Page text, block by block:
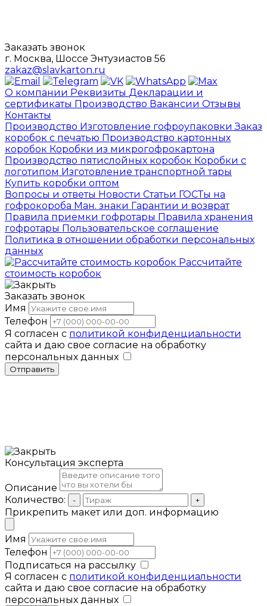
Заказать звонок
г. Москва, Шоссе Энтузиастов 56
zakaz@slavkarton.ru
О компании Реквизиты Декларации и
сертификаты Производство Вакансии Отзывы
Контакты
Производство Изготовление гофроупаковкиЗаказ
коробок с печатью Производство картонных
коробок Коробки из микрогофрокартона
Производство пятислойных коробок Коробки с
логотипом Изготовление транспортной тары
Купить коробки оптом
Вопросы и ответы Новости Статьи ГОСТы на
гофрокороба Ман. знаки Гарантии и возврат
Правила приемки гофротары Правила хранения
гофротары Пользовательское соглашение
Политика в отношении обработки персональных
данных
Рассчитайте
стоимость коробок
Заказать звонок
Имя
Телефон
Я согласен с политикой конфиденциальности
сайта и даю свое согласие на обработку
персональных данных
Отправить
Консультация эксперта
Описание
Количество:
- +
Прикрепить макет или доп. информацию
Имя
Телефон
Подписаться на рассылку
Я согласен с политикой конфиденциальности
сайта и даю свое согласие на обработку
персональных данных